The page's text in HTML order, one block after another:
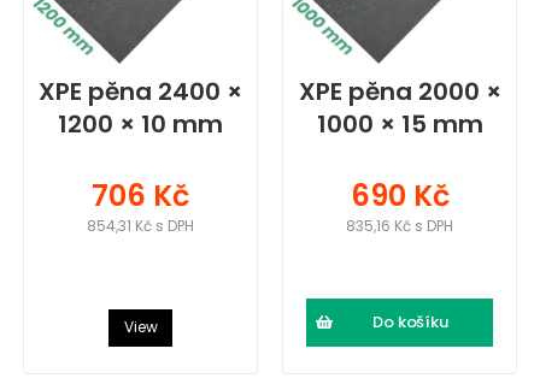
XPE pěna 2400 ×
1200 × 10 mm
706 Kč
854,31 Kč s DPH
View
XPE pěna 2000 ×
1000 × 15 mm
690 Kč
835,16 Kč s DPH
Do košíku